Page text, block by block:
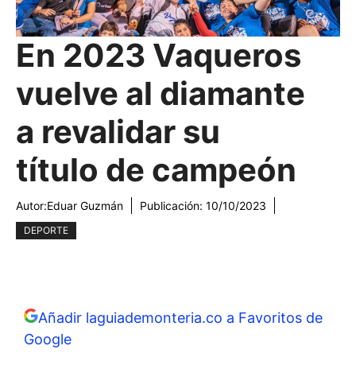
En 2023 Vaqueros
vuelve al diamante
a revalidar su
título de campeón
Autor:Eduar Guzmán Publicación: 10/10/2023
DEPORTE
Añadir laguiademonteria.co a Favoritos de
Google